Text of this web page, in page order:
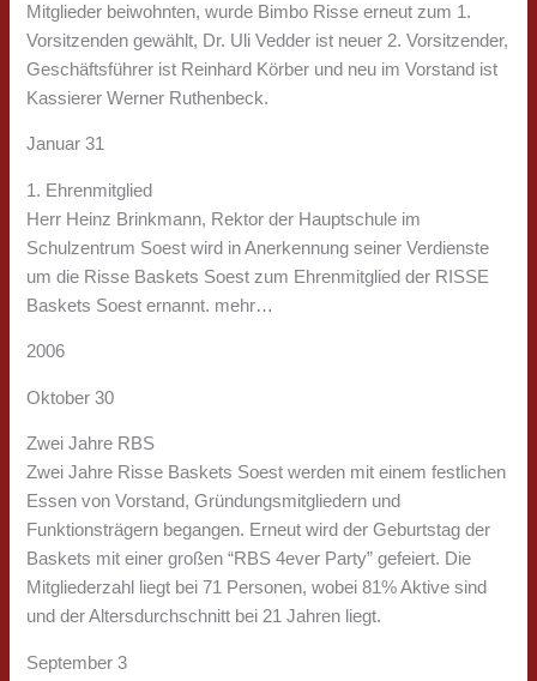
Mitglieder beiwohnten, wurde Bimbo Risse erneut zum 1.
Vorsitzenden gewählt, Dr. Uli Vedder ist neuer 2. Vorsitzender,
Geschäftsführer ist Reinhard Körber und neu im Vorstand ist
Kassierer Werner Ruthenbeck.
Januar 31
1. Ehrenmitglied
Herr Heinz Brinkmann, Rektor der Hauptschule im
Schulzentrum Soest wird in Anerkennung seiner Verdienste
um die Risse Baskets Soest zum Ehrenmitglied der RISSE
Baskets Soest ernannt. mehr…
2006
Oktober 30
Zwei Jahre RBS
Zwei Jahre Risse Baskets Soest werden mit einem festlichen
Essen von Vorstand, Gründungsmitgliedern und
Funktionsträgern begangen. Erneut wird der Geburtstag der
Baskets mit einer großen “RBS 4ever Party” gefeiert. Die
Mitgliederzahl liegt bei 71 Personen, wobei 81% Aktive sind
und der Altersdurchschnitt bei 21 Jahren liegt.
September 3